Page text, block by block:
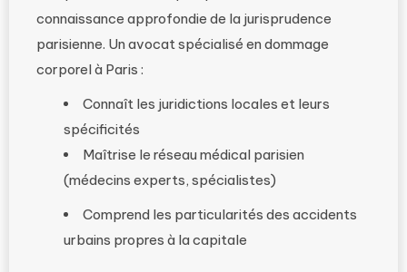
connaissance approfondie de la jurisprudence
parisienne. Un avocat spécialisé en dommage
corporel à Paris :
Connaît les juridictions locales et leurs
spécificités
Maîtrise le réseau médical parisien
(médecins experts, spécialistes)
Comprend les particularités des accidents
urbains propres à la capitale